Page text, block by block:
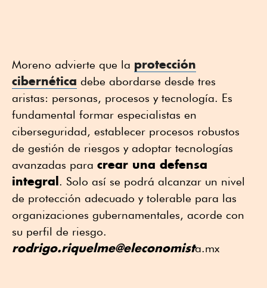
Moreno advierte que la protección
cibernética debe abordarse desde tres
aristas: personas, procesos y tecnología. Es
fundamental formar especialistas en
ciberseguridad, establecer procesos robustos
de gestión de riesgos y adoptar tecnologías
avanzadas para crear una defensa
integral. Solo así se podrá alcanzar un nivel
de protección adecuado y tolerable para las
organizaciones gubernamentales, acorde con
su perfil de riesgo.
rodrigo.riquelme@eleconomista.mx